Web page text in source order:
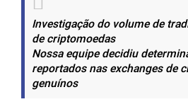
Investigação do volume de
de criptomoedas
Nossa equipe decidiu
reportados nas exchanges de
genuínos